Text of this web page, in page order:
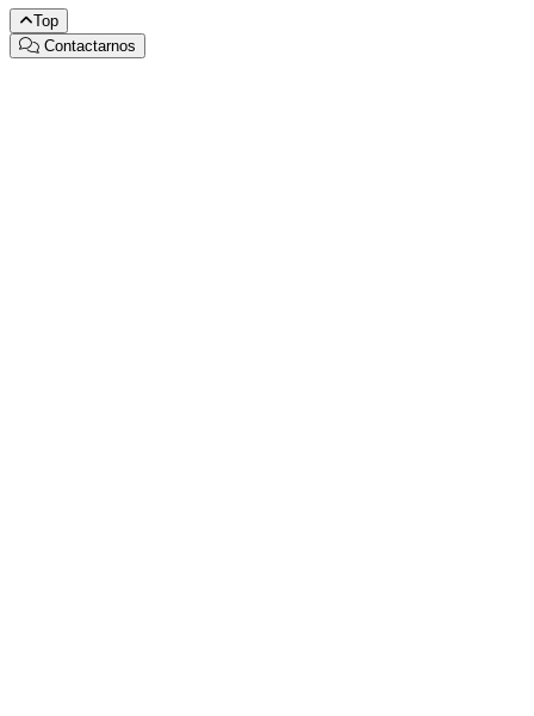
Top
Contactarnos